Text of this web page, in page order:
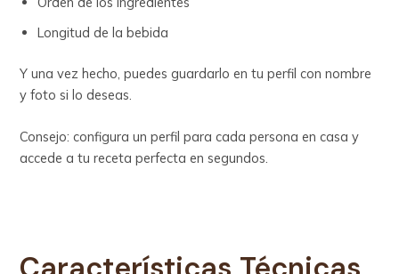
Longitud de la bebida
Y una vez hecho, puedes guardarlo en tu perfil con nombre
y foto si lo deseas.
Consejo: configura un perfil para cada persona en casa y
accede a tu receta perfecta en segundos.